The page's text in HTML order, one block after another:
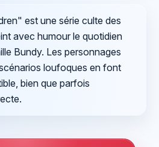
est une série culte des
avec humour le quotidien
Bundy. Les personnages
loufoques en font
bien que parfois